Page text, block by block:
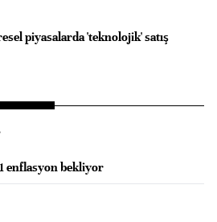
piyasalarda 'teknolojik' satış
enflasyon bekliyor